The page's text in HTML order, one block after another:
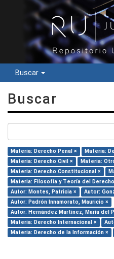
Buscar
Buscar
Materia: Derecho Penal ×
Materia:
Materia: Derecho Civil ×
Materia:
Materia: Derecho Constitucional ×
Materia: Filosofía y Teoría del
Autor: Montes, Patricia ×
Autor:
Autor: Padrón Innamorato, Mauricio ×
Autor: Hernández Martínez, María del
Materia: Derecho Internacional ×
Materia: Derecho de la Información ×